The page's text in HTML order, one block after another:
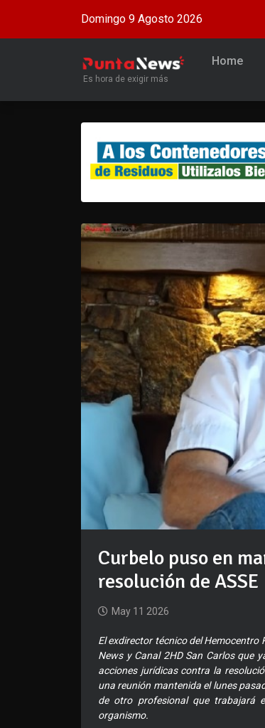
Domingo 9 Agosto 2026
Es hora de exigir más
Home
Curbelo puso en
resolución de ASSE
May 11 2026
El exdirector técnico del
News y Canal 2HD San Carlos que
acciones jurídicas contra la
una reunión mantenida el lunes
de otro profesional que trabajará
organismo.